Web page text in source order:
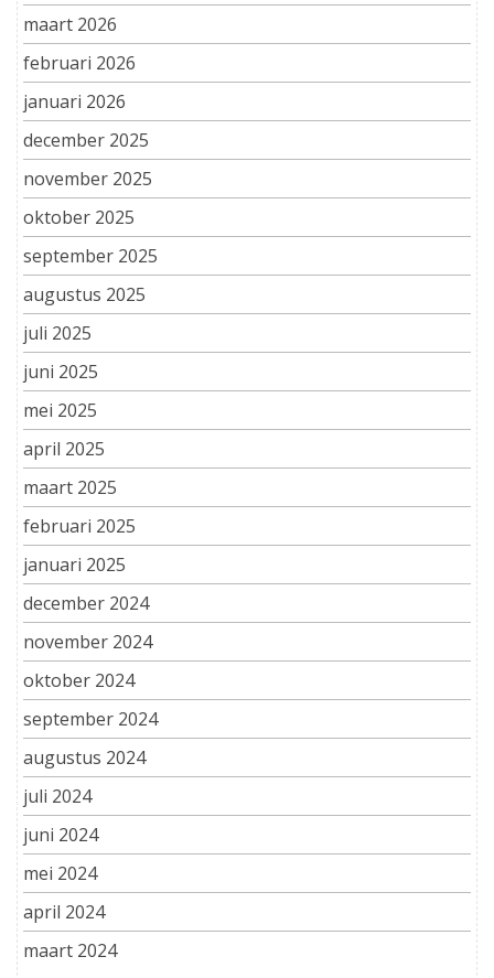
maart 2026
februari 2026
januari 2026
december 2025
november 2025
oktober 2025
september 2025
augustus 2025
juli 2025
juni 2025
mei 2025
april 2025
maart 2025
februari 2025
januari 2025
december 2024
november 2024
oktober 2024
september 2024
augustus 2024
juli 2024
juni 2024
mei 2024
april 2024
maart 2024